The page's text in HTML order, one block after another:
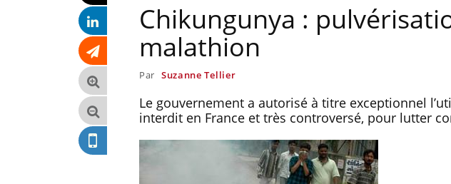
Chikungunya :
malathion
Par Suzanne Tellier
Le gouvernement a autorisé à titre exceptionnel
interdit en France et très controversé, pour lutter